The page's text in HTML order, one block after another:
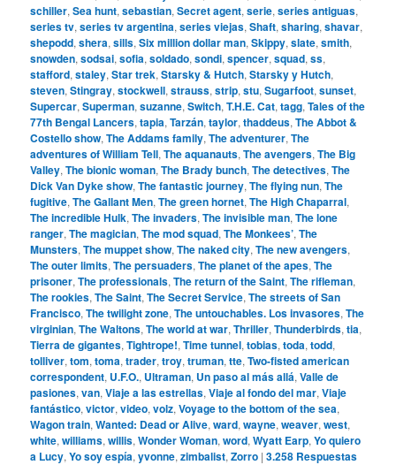
schiller,Sea hunt,sebastian,Secret agent,serie,series antiguas,
series tv,series tv argentina,series viejas,Shaft,sharing,shavar,
shepodd,shera,sills,Six million dollar man,Skippy,slate,smith,
snowden,sodsai,sofia,soldado,sondi,spencer,squad,ss,
stafford,staley,Star trek,Starsky & Hutch,Starsky y Hutch,
steven,Stingray,stockwell,strauss,strip,stu,Sugarfoot,sunset,
Supercar,Superman,suzanne,Switch,T.H.E. Cat,tagg,Tales of the
77th Bengal Lancers,tapia,Tarzán,taylor,thaddeus,The Abbot &
Costello show,The Addams family,The adventurer,The
adventures of William Tell,The aquanauts,The avengers,The Big
Valley,The bionic woman,The Brady bunch,The detectives,The
Dick Van Dyke show,The fantastic journey,The flying nun,The
fugitive,The Gallant Men,The green hornet,The High Chaparral,
The incredible Hulk,The invaders,The invisible man,The lone
ranger,The magician,The mod squad,The Monkees’,The
Munsters,The muppet show,The naked city,The new avengers,
The outer limits,The persuaders,The planet of the apes,The
prisoner,The professionals,The return of the Saint,The rifleman,
The rookies,The Saint,The Secret Service,The streets of San
Francisco,The twilight zone,The untouchables. Los invasores,The
virginian,The Waltons,The world at war,Thriller,Thunderbirds,tia,
Tierra de gigantes,Tightrope!,Time tunnel,tobias,toda,todd,
tolliver,tom,toma,trader,troy,truman,tte,Two-fisted american
correspondent, U.F.O., Ultraman, Un paso al más allá,Valle de
pasiones,van,Viaje a las estrellas,Viaje al fondo del mar,Viaje
fantástico,victor,video,volz,Voyage to the bottom of the sea,
Wagon train,Wanted: Dead or Alive,ward,wayne,weaver,west,
white,williams,willis,Wonder Woman,word,Wyatt Earp,Yo quiero
a Lucy,Yo soy espía,yvonne,zimbalist,Zorro |3.258 Respuestas